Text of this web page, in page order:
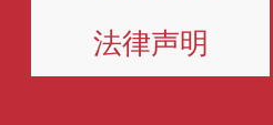
法律声明